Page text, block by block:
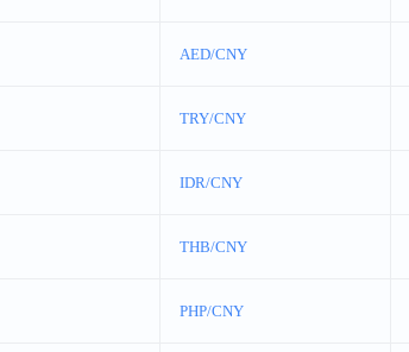
AED/CNY
TRY/CNY
IDR/CNY
THB/CNY
PHP/CNY